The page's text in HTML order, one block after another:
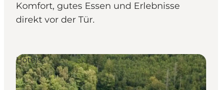
Komfort, gutes Essen und Erlebnisse
direkt vor der Tür.
Hotels